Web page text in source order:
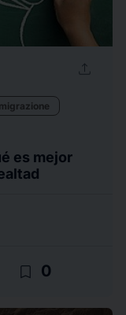
upload
es mejor
bookmark_border 0